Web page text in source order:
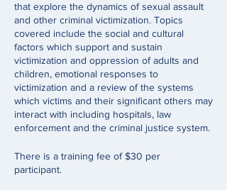
that explore the dynamics of sexual assault
and other criminal victimization. Topics
covered include the social and cultural
factors which support and sustain
victimization and oppression of adults and
children, emotional responses to
victimization and a review of the systems
which victims and their significant others may
interact with including hospitals, law
enforcement and the criminal justice system.
There is a training fee of $30 per
participant.